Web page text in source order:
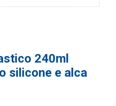
240ml
silicone e alca